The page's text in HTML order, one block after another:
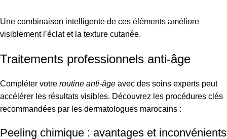
Une combinaison intelligente de ces éléments améliore
visiblement l’éclat et la texture cutanée.
Traitements professionnels anti-âge
Compléter votre routine anti-âge avec des soins experts peut
accélérer les résultats visibles. Découvrez les procédures clés
recommandées par les dermatologues marocains :
Peeling chimique : avantages et inconvénients